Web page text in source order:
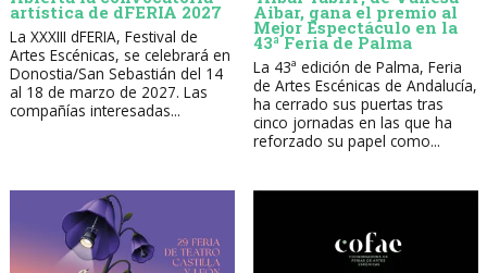
artística de dFERIA 2027
La XXXIII dFERIA, Festival de
Artes Escénicas, se celebrará en
Donostia/San Sebastián del 14
al 18 de marzo de 2027. Las
compañías interesadas...
Aibar, gana el premio al
Mejor Espectáculo en la
43ª Feria de Palma
La 43ª edición de Palma, Feria
de Artes Escénicas de Andalucía,
ha cerrado sus puertas tras
cinco jornadas en las que ha
reforzado su papel como...